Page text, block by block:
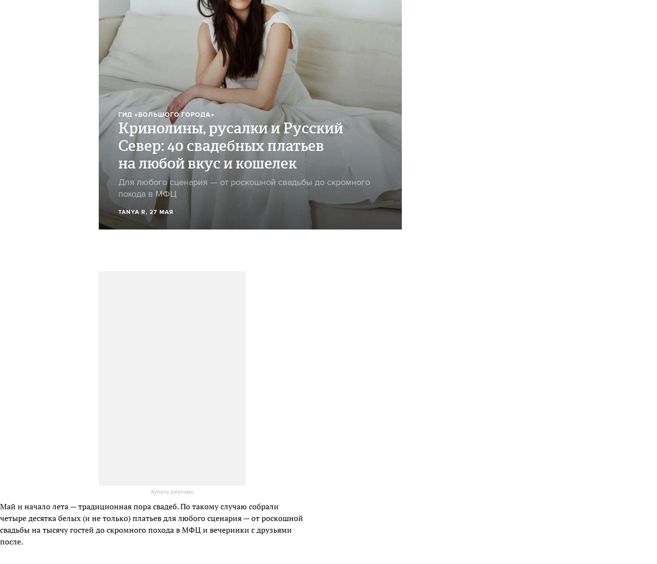
ГИД «БОЛЬШОГО ГОРОДА»
Кринолины, русалки и Русский
Север: 40 свадебных платьев
на любой вкус и кошелек
Для любого сценария — от роскошной свадьбы до скромного
похода в МФЦ
TANYA R, 27 МАЯ
Купить рекламу
Май и начало лета — традиционная пора свадеб. По такому случаю собрали
четыре десятка белых (и не только) платьев для любого сценария — от роскошной
свадьбы на тысячу гостей до скромного похода в МФЦ и вечеринки с друзьями
после.